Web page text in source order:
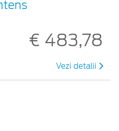
€ 483,78
Vezi detalii